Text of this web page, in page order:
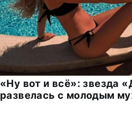
«Ну вот и всё»: звезда
развелась с молодым